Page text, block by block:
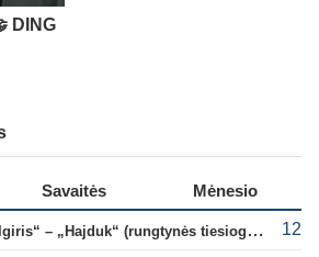
DING
Savaitės Mėnesio
Konferencijų lyga: „Žalgiris“ – „Hajduk“ (rungtynės tiesiogiai) 12